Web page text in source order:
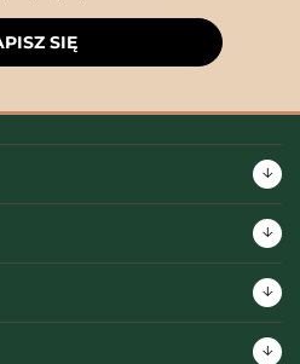
SIĘ